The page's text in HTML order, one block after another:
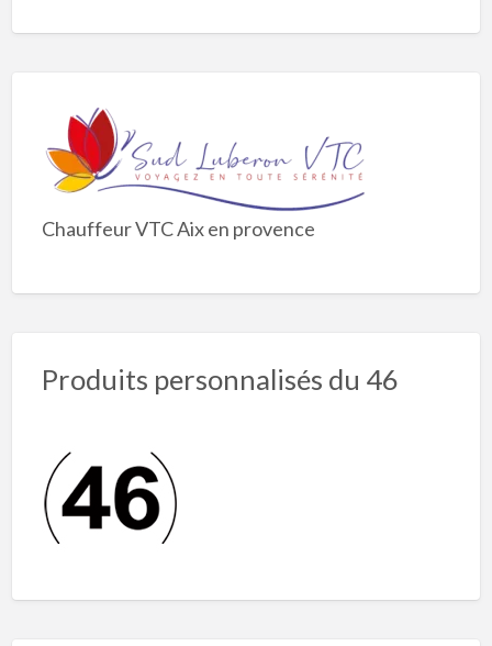
Chauffeur VTC Aix en provence
Produits personnalisés du 46